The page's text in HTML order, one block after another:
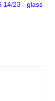
14/23 - glass